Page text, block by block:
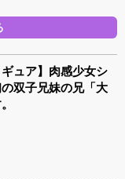
ギュア】肉感少女シ
双子兄妹の兄「大